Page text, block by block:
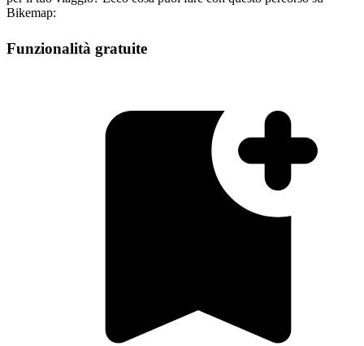
Bikemap:
Funzionalità gratuite